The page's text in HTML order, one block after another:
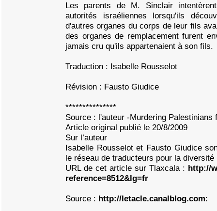
Les parents de M. Sinclair
autorités israéliennes lorsqu'ils
d'autres organes du corps de leur fils
des organes de remplacement furent
jamais cru qu'ils appartenaient à son fils.
Traduction : Isabelle Rousselot
Révision : Fausto Giudice
***************
Source : l'auteur -Murdering Palestinians
Article original publié le 20/8/2009
Sur l’auteur
Isabelle Rousselot et Fausto Giudice
le réseau de traducteurs pour la diversité
URL de cet article sur Tlaxcala : http://
reference=8512&lg=fr
Source : http://letacle.canalblog.com: